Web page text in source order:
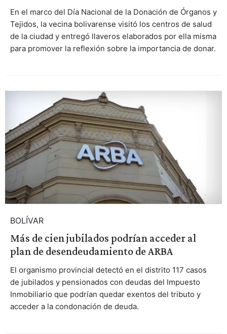
En el marco del Día Nacional de la Donación de Órganos y
Tejidos, la vecina bolivarense visitó los centros de salud
de la ciudad y entregó llaveros elaborados por ella misma
para promover la reflexión sobre la importancia de donar.
BOLÍVAR
Más de cien jubilados podrían acceder al
plan de desendeudamiento de ARBA
El organismo provincial detectó en el distrito 117 casos
de jubilados y pensionados con deudas del Impuesto
Inmobiliario que podrían quedar exentos del tributo y
acceder a la condonación de deuda.